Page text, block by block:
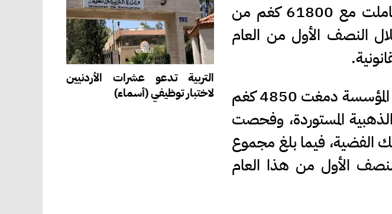
مدار الساعة - أعلنت مؤسسة المواصفات والمقاييس أنها تعاملت مع 61800 كغم من
النصف الأول من العام
وقالت المديرة العامة بالوكالة للمؤسسة وفاء المومني، إن كوادر المؤسسة دمغت 4850 كغم
كغم من المصوغات الذهبية المستوردة، وفحصت
و 49100 كغم من السبائك الفضية، فيما بلغ مجموع
الأول من هذا العام
التربية تدعو عشرات الأردنيين
لاختبار توظيفي (أسماء)